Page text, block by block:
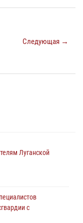
Следующая →
Луганской
с